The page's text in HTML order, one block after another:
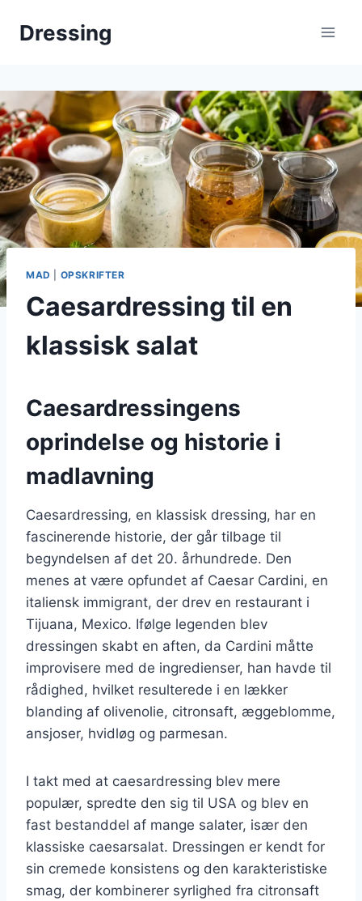
Dressing
MAD OPSKRIFTER
Caesardressing til en
klassisk salat
Caesardressingens
oprindelse og historie i
madlavning
Caesardressing, en klassisk dressing, har en
fascinerende historie, der går tilbage til
begyndelsen af det 20. århundrede. Den
menes at være opfundet af Caesar Cardini, en
italiensk immigrant, der drev en restaurant i
Tijuana, Mexico. Ifølge legenden blev
dressingen skabt en aften, da Cardini måtte
improvisere med de ingredienser, han havde til
rådighed, hvilket resulterede i en lækker
blanding af olivenolie, citronsaft, æggeblomme,
ansjoser, hvidløg og parmesan.
I takt med at caesardressing blev mere
populær, spredte den sig til USA og blev en
fast bestanddel af mange salater, især den
klassiske caesarsalat. Dressingen er kendt for
sin cremede konsistens og den karakteristiske
smag, der kombinerer syrlighed fra citronsaft